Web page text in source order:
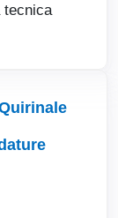
tecnica